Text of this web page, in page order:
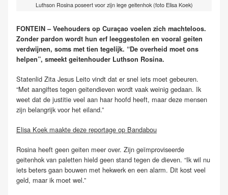
Luthson Rosina poseert voor zijn lege geitenhok (foto Elisa Koek)
FONTEIN – Veehouders op Curaçao voelen zich machteloos.
Zonder pardon wordt hun erf leeggestolen en vooral geiten
verdwijnen, soms met tien tegelijk. “De overheid moet ons
helpen”, smeekt geitenhouder Luthson Rosina.
Statenlid Zita Jesus Leito vindt dat er snel iets moet gebeuren.
“Met aangiftes tegen geitendieven wordt vaak weinig gedaan. Ik
weet dat de justitie veel aan haar hoofd heeft, maar deze mensen
zijn belangrijk voor het eiland.”
Elisa Koek maakte deze reportage op Bandabou
Rosina heeft geen geiten meer over. Zijn geïmproviseerde
geitenhok van paletten hield geen stand tegen de dieven. “Ik wil nu
iets beters gaan bouwen met hekwerk en een alarm. Dit kost veel
geld, maar ik moet wel.”